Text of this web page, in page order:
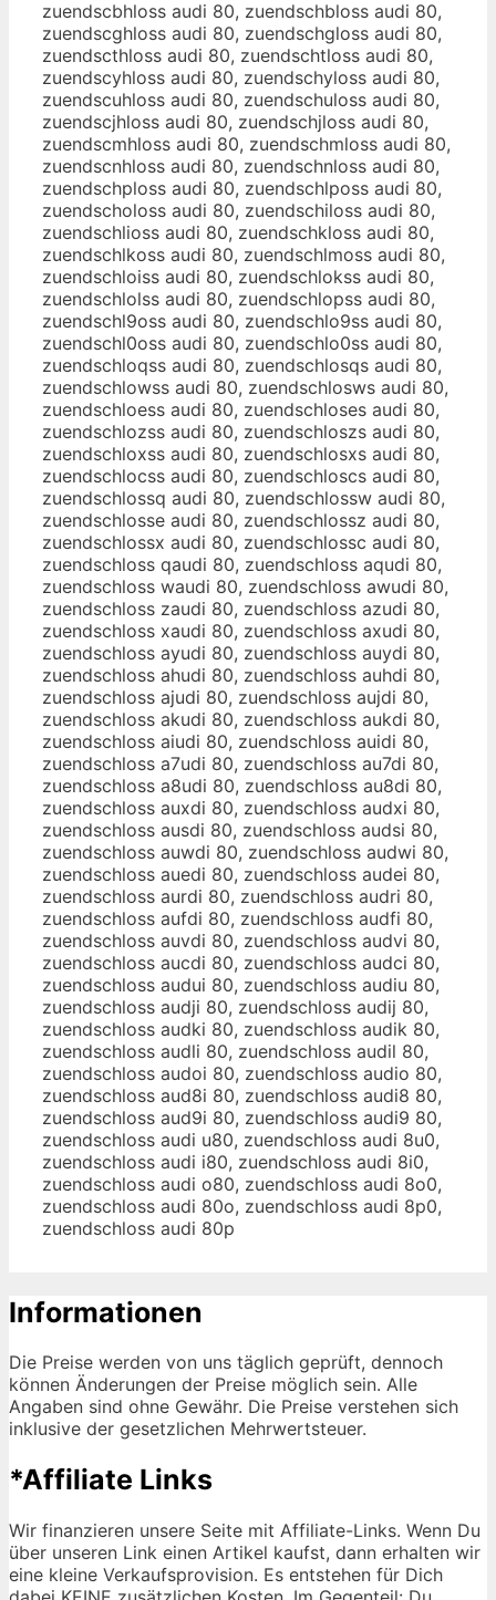
zuendscbhloss audi 80, zuendschbloss audi 80,
zuendscghloss audi 80, zuendschgloss audi 80,
zuendscthloss audi 80, zuendschtloss audi 80,
zuendscyhloss audi 80, zuendschyloss audi 80,
zuendscuhloss audi 80, zuendschuloss audi 80,
zuendscjhloss audi 80, zuendschjloss audi 80,
zuendscmhloss audi 80, zuendschmloss audi 80,
zuendscnhloss audi 80, zuendschnloss audi 80,
zuendschploss audi 80, zuendschlposs audi 80,
zuendscholoss audi 80, zuendschiloss audi 80,
zuendschlioss audi 80, zuendschkloss audi 80,
zuendschlkoss audi 80, zuendschlmoss audi 80,
zuendschloiss audi 80, zuendschlokss audi 80,
zuendschlolss audi 80, zuendschlopss audi 80,
zuendschl9oss audi 80, zuendschlo9ss audi 80,
zuendschl0oss audi 80, zuendschlo0ss audi 80,
zuendschloqss audi 80, zuendschlosqs audi 80,
zuendschlowss audi 80, zuendschlosws audi 80,
zuendschloess audi 80, zuendschloses audi 80,
zuendschlozss audi 80, zuendschloszs audi 80,
zuendschloxss audi 80, zuendschlosxs audi 80,
zuendschlocss audi 80, zuendschloscs audi 80,
zuendschlossq audi 80, zuendschlossw audi 80,
zuendschlosse audi 80, zuendschlossz audi 80,
zuendschlossx audi 80, zuendschlossc audi 80,
zuendschloss qaudi 80, zuendschloss aqudi 80,
zuendschloss waudi 80, zuendschloss awudi 80,
zuendschloss zaudi 80, zuendschloss azudi 80,
zuendschloss xaudi 80, zuendschloss axudi 80,
zuendschloss ayudi 80, zuendschloss auydi 80,
zuendschloss ahudi 80, zuendschloss auhdi 80,
zuendschloss ajudi 80, zuendschloss aujdi 80,
zuendschloss akudi 80, zuendschloss aukdi 80,
zuendschloss aiudi 80, zuendschloss auidi 80,
zuendschloss a7udi 80, zuendschloss au7di 80,
zuendschloss a8udi 80, zuendschloss au8di 80,
zuendschloss auxdi 80, zuendschloss audxi 80,
zuendschloss ausdi 80, zuendschloss audsi 80,
zuendschloss auwdi 80, zuendschloss audwi 80,
zuendschloss auedi 80, zuendschloss audei 80,
zuendschloss aurdi 80, zuendschloss audri 80,
zuendschloss aufdi 80, zuendschloss audfi 80,
zuendschloss auvdi 80, zuendschloss audvi 80,
zuendschloss aucdi 80, zuendschloss audci 80,
zuendschloss audui 80, zuendschloss audiu 80,
zuendschloss audji 80, zuendschloss audij 80,
zuendschloss audki 80, zuendschloss audik 80,
zuendschloss audli 80, zuendschloss audil 80,
zuendschloss audoi 80, zuendschloss audio 80,
zuendschloss aud8i 80, zuendschloss audi8 80,
zuendschloss aud9i 80, zuendschloss audi9 80,
zuendschloss audi u80, zuendschloss audi 8u0,
zuendschloss audi i80, zuendschloss audi 8i0,
zuendschloss audi o80, zuendschloss audi 8o0,
zuendschloss audi 80o, zuendschloss audi 8p0,
zuendschloss audi 80p
Informationen
Die Preise werden von uns täglich geprüft, dennoch
können Änderungen der Preise möglich sein. Alle
Angaben sind ohne Gewähr. Die Preise verstehen sich
inklusive der gesetzlichen Mehrwertsteuer.
*Affiliate Links
Wir finanzieren unsere Seite mit Affiliate-Links. Wenn Du
über unseren Link einen Artikel kaufst, dann erhalten wir
eine kleine Verkaufsprovision. Es entstehen für Dich